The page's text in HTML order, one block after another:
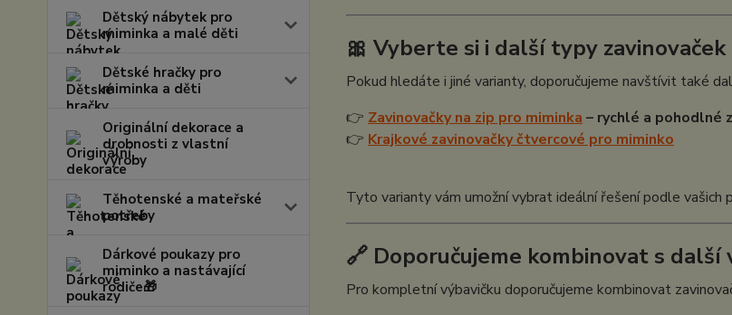
Dětský nábytek pro
miminka a malé děti
Dětské hračky pro
miminka a děti
Originální dekorace a
drobnosti z vlastní
výroby
Těhotenské a mateřské
potřeby
Dárkové poukazy pro
miminko a nastávající
rodiče🎁
🎀 Vyberte si i další typy zavinovaček
Pokud hledáte i jiné varianty, doporučujeme navštívit také
👉 Zavinovačky na zip pro miminka – rychlé a pohodlné
👉 Krajkové zavinovačky čtvercové pro miminko
Tyto varianty vám umožní vybrat ideální řešení podle
🔗 Doporučujeme kombinovat s další
Pro kompletní výbavičku doporučujeme kombinovat